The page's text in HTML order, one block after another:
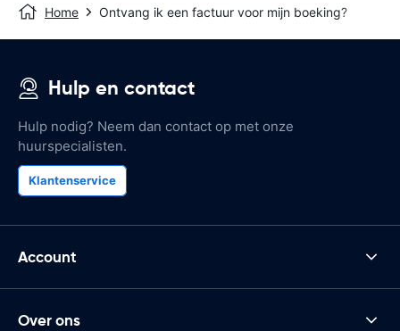
Home Ontvang ik een factuur voor mijn boeking?
Hulp en contact
Hulp nodig? Neem dan contact op met onze
huurspecialisten.
Klantenservice
Account
Over ons